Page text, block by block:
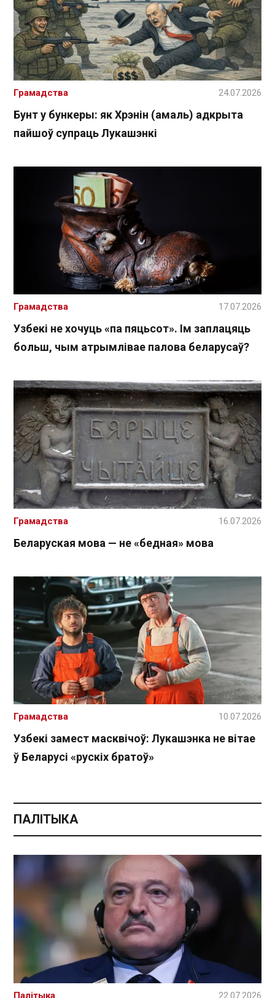
Бунт у бункеры: як Хрэнін (амаль) адкрыта
пайшоў супраць Лукашэнкі
Грамадства 24.07.2026
Узбекі не хочуць «па пяцьсот». Ім заплацяць
больш, чым атрымлівае палова беларусаў?
Грамадства 17.07.2026
Беларуская мова — не «бедная» мова
Грамадства 16.07.2026
Узбекі замест масквічоў: Лукашэнка не вітае
ў Беларусі «рускіх братоў»
Грамадства 10.07.2026
ПАЛІТЫКА
Палітыка 22.07.2026